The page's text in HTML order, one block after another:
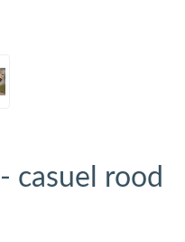
casuel rood